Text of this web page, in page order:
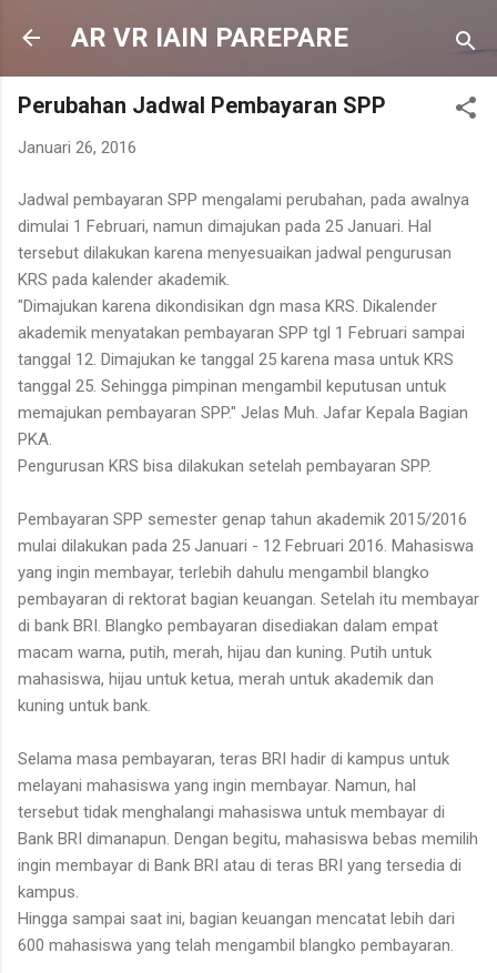
Langsung ke konten utama
AR VR IAIN PAREPARE
Perubahan Jadwal Pembayaran SPP
Januari 26, 2016
Jadwal pembayaran SPP mengalami perubahan, pada awalnya
dimulai 1 Februari, namun dimajukan pada 25 Januari. Hal
tersebut dilakukan karena menyesuaikan jadwal pengurusan
KRS pada kalender akademik.
"Dimajukan karena dikondisikan dgn masa KRS. Dikalender
akademik menyatakan pembayaran SPP tgl 1 Februari sampai
tanggal 12. Dimajukan ke tanggal 25 karena masa untuk KRS
tanggal 25. Sehingga pimpinan mengambil keputusan untuk
memajukan pembayaran SPP." Jelas Muh. Jafar Kepala Bagian
PKA.
Pengurusan KRS bisa dilakukan setelah pembayaran SPP.
Pembayaran SPP semester genap tahun akademik 2015/2016
mulai dilakukan pada 25 Januari - 12 Februari 2016. Mahasiswa
yang ingin membayar, terlebih dahulu mengambil blangko
pembayaran di rektorat bagian keuangan. Setelah itu membayar
di bank BRI. Blangko pembayaran disediakan dalam empat
macam warna, putih, merah, hijau dan kuning. Putih untuk
mahasiswa, hijau untuk ketua, merah untuk akademik dan
kuning untuk bank.
Selama masa pembayaran, teras BRI hadir di kampus untuk
melayani mahasiswa yang ingin membayar. Namun, hal
tersebut tidak menghalangi mahasiswa untuk membayar di
Bank BRI dimanapun. Dengan begitu, mahasiswa bebas memilih
ingin membayar di Bank BRI atau di teras BRI yang tersedia di
kampus.
Hingga sampai saat ini, bagian keuangan mencatat lebih dari
600 mahasiswa yang telah mengambil blangko pembayaran.